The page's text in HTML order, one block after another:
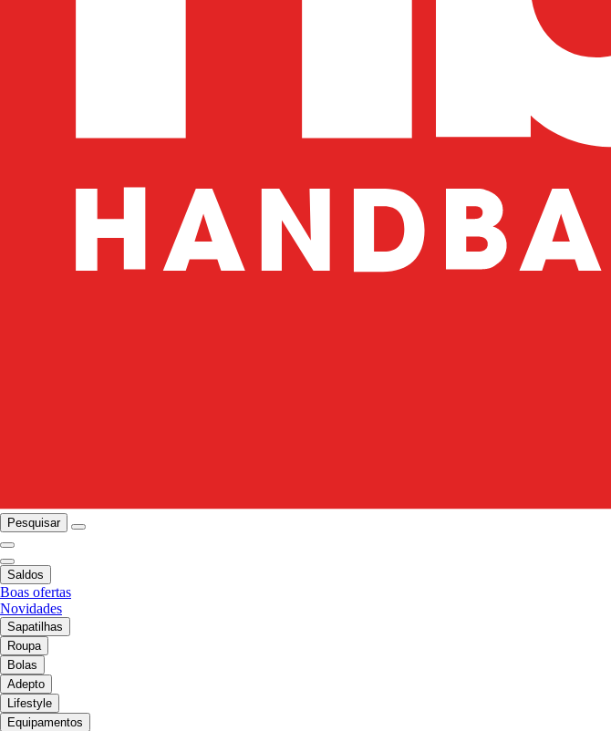
Pesquisar
Saldos
Boas ofertas
Novidades
Sapatilhas
Roupa
Bolas
Adepto
Lifestyle
Equipamentos